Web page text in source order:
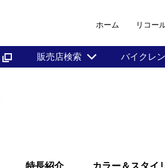
ホーム リコー
販売店検索 バイクレ
特長紹介 カラー＆スタイ